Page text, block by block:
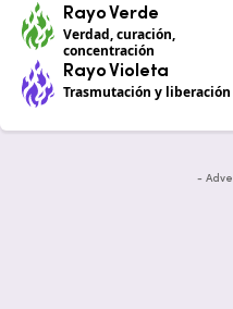
Rayo Verde
Verdad, curación,
concentración
Rayo Violeta
Trasmutación y liberación
-